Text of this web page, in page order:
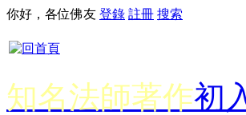
你好，各位佛友 登錄 註冊 搜索
知名法師著作初